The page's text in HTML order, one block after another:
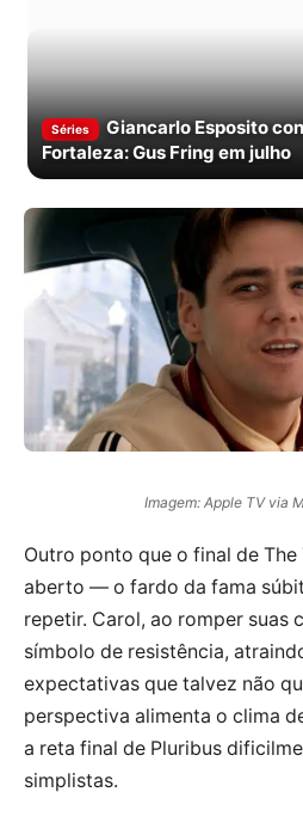
Séries
Giancarlo Esposito
Fortaleza: Gus Fring em julho
Imagem: Apple TV via
Outro ponto que o final de The
aberto — o fardo da fama
repetir. Carol, ao romper suas
símbolo de resistência,
expectativas que talvez não
perspectiva alimenta o clima
a reta final de Pluribus
simplistas.